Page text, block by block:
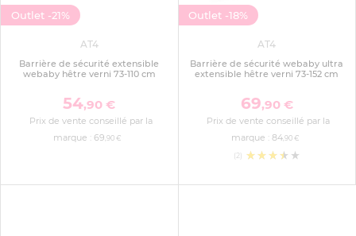
Outlet -21%
AT4
Barrière de sécurité extensible
webaby hêtre verni 73-110 cm
54,90 €
Prix de vente conseillé par la
marque : 69,90 €
Outlet -18%
AT4
Barrière de sécurité webaby ultra
extensible hêtre verni 73-152 cm
69,90 €
Prix de vente conseillé par la
marque : 84,90 €
(2)